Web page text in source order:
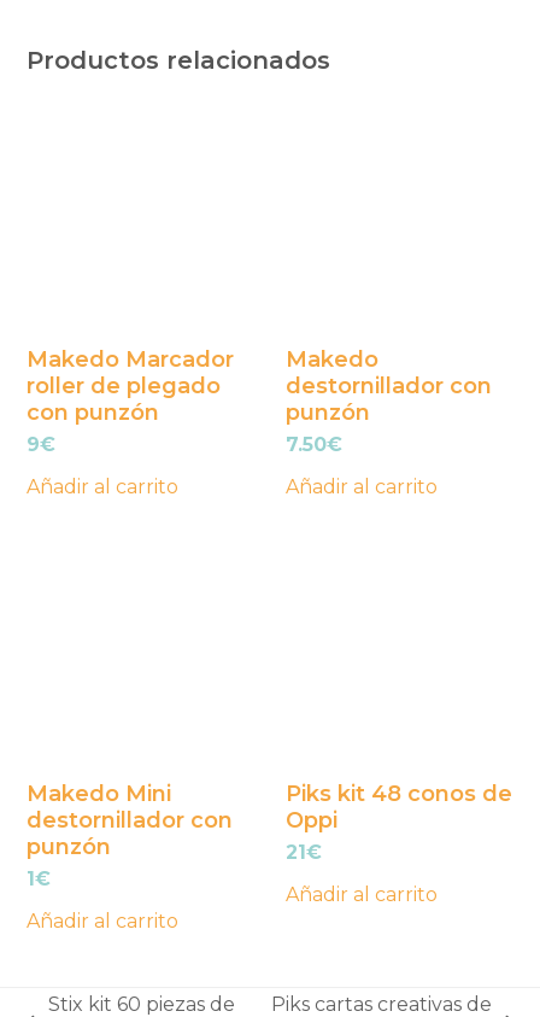
Productos relacionados
Makedo Marcador
roller de plegado
con punzón
9€
Añadir al carrito
Makedo
destornillador con
punzón
7.50€
Añadir al carrito
Makedo Mini
destornillador con
punzón
1€
Añadir al carrito
Piks kit 48 conos de
Oppi
21€
Añadir al carrito
Stix kit 60 piezas de
Piks cartas creativas de